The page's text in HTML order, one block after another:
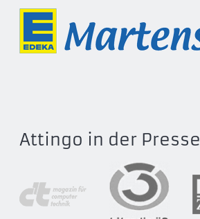
Attingo in der Presse